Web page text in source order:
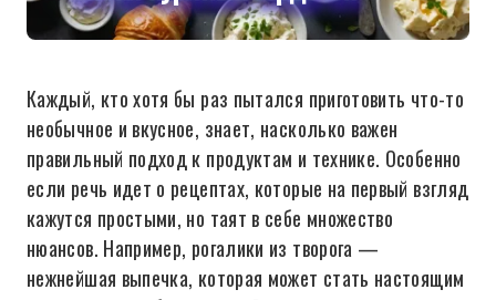
Каждый, кто хотя бы раз пытался приготовить что-то
необычное и вкусное, знает, насколько важен
правильный подход к продуктам и технике. Особенно
если речь идет о рецептах, которые на первый взгляд
кажутся простыми, но таят в себе множество
нюансов. Например, рогалики из творога —
нежнейшая выпечка, которая может стать настоящим